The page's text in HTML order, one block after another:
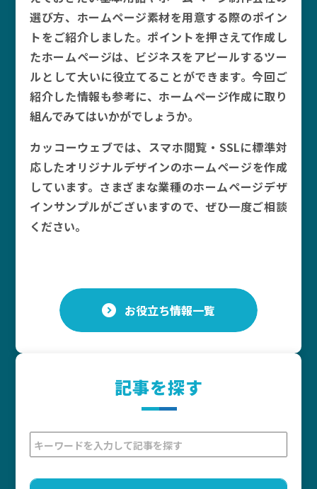
選び方、ホームページ素材を用意する際のポイン
トをご紹介しました。ポイントを押さえて作成し
たホームページは、ビジネスをアピールするツー
ルとして大いに役立てることができます。今回ご
紹介した情報も参考に、ホームページ作成に取り
組んでみてはいかがでしょうか。
カッコーウェブでは、スマホ閲覧・SSLに標準対
応したオリジナルデザインのホームページを作成
しています。さまざまな業種のホームページデザ
インサンプルがございますので、ぜひ一度ご相談
ください。
お役立ち情報一覧
記事を探す